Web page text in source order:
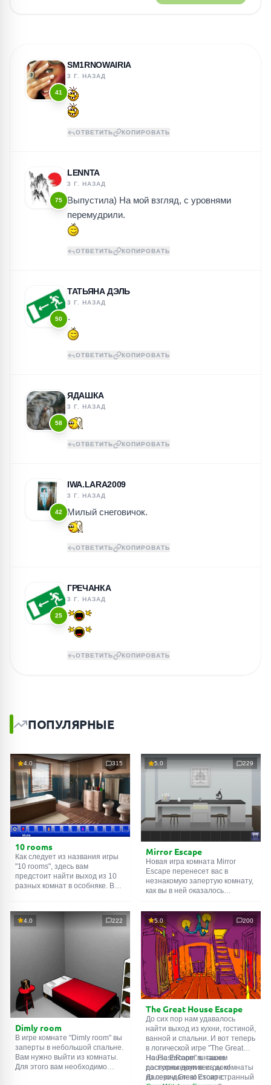
41
SM1RNOWAIRIA
3 Г. НАЗАД
ОТВЕТИТЬ КОПИРОВАТЬ
75
LENNTA
3 Г. НАЗАД
Выпустила) На мой взгляд, с уровнями
перемудрили.
ОТВЕТИТЬ КОПИРОВАТЬ
50
ТАТЬЯНА ДЭЛЬ
3 Г. НАЗАД
-
ОТВЕТИТЬ КОПИРОВАТЬ
58
ЯДАШКА
3 Г. НАЗАД
ОТВЕТИТЬ КОПИРОВАТЬ
42
IWA.LARA2009
3 Г. НАЗАД
Милый снеговичок.
ОТВЕТИТЬ КОПИРОВАТЬ
25
ГРЕЧАНКА
3 Г. НАЗАД
ОТВЕТИТЬ КОПИРОВАТЬ
ПОПУЛЯРНЫЕ
4.0 315
10 rooms
Как следует из названия игры
"10 rooms", здесь вам
предстоит найти выход из 10
разных комнат в особняке. В
их, чтобы выйти. Выход из
одной комнаты является
5.0 229
Mirror Escape
Новая игра комната Mirror
Escape перенесет вас в
незнакомую запертую комнату,
как вы в ней оказалось
смекалки попробуйте решить
все, приготовленные авторами
для вас, головоломки и найти
выход на свободу.
Внимательно осмотрите
помещение, возможно вы
сможете найти какие-нибудь
подсказки. Желаем удачи!
4.0 222
Dimly room
В игре комнате "Dimly room" вы
заперты в небольшой спальне.
Вам нужно выйти из комнаты.
Для этого вам необходимо
5.0 200
The Great House Escape
До сих пор нам удавалось
найти выход из кухни, гостиной,
ванной и спальни. И вот теперь
в логической игре "The Great
House Escape" в нашем
распоряжении весь дом!
Далеко-далеко стоит странный
На FlashRoom.ru также
доступны другие игры комнаты
из серии Great Escape: